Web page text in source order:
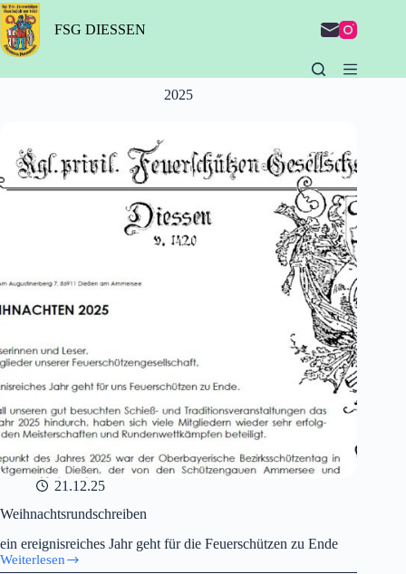
Zum
Inhalt
springen
FSG DIESSEN
2025
21.12.25
Weihnachtsrundschreiben
ein ereignisreiches Jahr geht für die Feuerschützen zu Ende
Weiterlesen
Weihnachtsrundschreiben